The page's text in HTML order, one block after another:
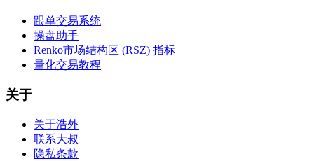
跟单交易系统
操盘助手
Renko市场结构区 (RSZ) 指标
量化交易教程
关于
关于浩外
联系大叔
隐私条款